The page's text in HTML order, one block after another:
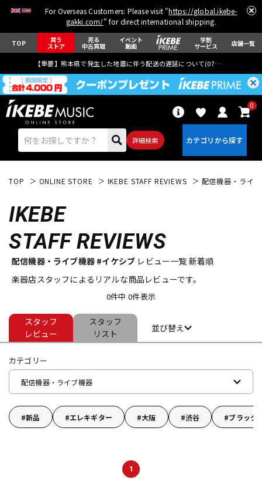
For Overseas Customers: Please visit "https://global.ikebe-
gakki.com/" for direct international shipping.
TOP 買う
ストア
売る
中古買取
イベント
動画
学割
サービス 店舗一覧
【重要】熊本県で発生した地震に伴う配送の遅延について(07月29日
詳細検索
0
エレキギター
ベース ウクレレ
ドラム パーカッション
管楽器 その他楽器
TOP ONLINE STORE IKEBE STAFF REVIEWS 配信機器・ライ
IKEBE
STAFF REVIEWS
配信機器・ライブ機器 #イケシブ レビュー一覧 新着順
楽器店スタッフによるリアルな商品レビューです。
0件中 0件表示
スタッフ
レビュー
スタッフ
リスト
並び替え
カテゴリー
配信機器・ライブ機器
新品 エレキギター 大阪 渋谷 ブラック
1